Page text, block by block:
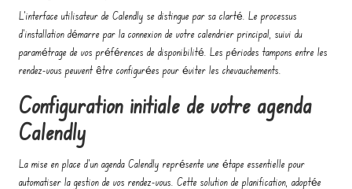
L'interface utilisateur de Calendly se distingue par sa clarté. Le processus
d'installation démarre par la connexion de votre calendrier principal, suivi du
paramétrage de vos préférences de disponibilité. Les périodes tampons entre les
rendez-vous peuvent être configurées pour éviter les chevauchements.
Configuration initiale de votre agenda
Calendly
La mise en place d'un agenda Calendly représente une étape essentielle pour
automatiser la gestion de vos rendez-vous. Cette solution de planification, adoptée